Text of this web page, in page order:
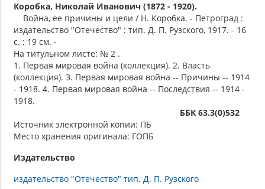
Коробка, Николай Иванович (1872 - 1920).
Война, ее причины и цели / Н. Коробка. - Петроград :
издательство "Отечество" : тип. Д. П. Рузского, 1917. - 16
с. ; 19 см. -
На титульном листе: № 2 .
1. Первая мировая война (коллекция). 2. Власть
(коллекция). 3. Первая мировая война -- Причины -- 1914
- 1918. 4. Первая мировая война -- Последствия -- 1914 -
1918.
ББК 63.3(0)532
Источник электронной копии: ПБ
Место хранения оригинала: ГОПБ
Издательство
издательство "Отечество" тип. Д. П. Рузского